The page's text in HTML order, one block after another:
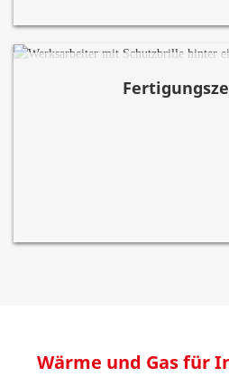
Wärme und Gas für